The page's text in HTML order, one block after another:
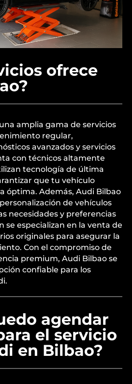
ofrece
amplia gama de servicios
regular,
avanzados y servicios
con técnicos altamente
tecnología de última
que tu vehículo
óptima. Además, Audi Bilbao
de vehículos
necesidades y preferencias
se especializan en la venta de
originales para asegurar la
Con el compromiso de
premium, Audi Bilbao se
confiable para los
agendar
el servicio
en Bilbao?